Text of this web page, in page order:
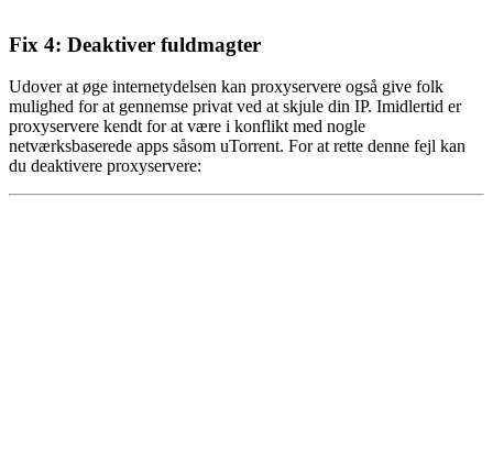
Fix 4: Deaktiver fuldmagter
Udover at øge internetydelsen kan proxyservere også give folk
mulighed for at gennemse privat ved at skjule din IP. Imidlertid er
proxyservere kendt for at være i konflikt med nogle
netværksbaserede apps såsom uTorrent. For at rette denne fejl kan
du deaktivere proxyservere: